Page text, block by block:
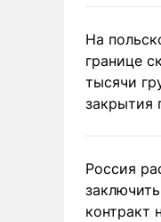
На
границе
тысячи
закрытия
Россия
контракт